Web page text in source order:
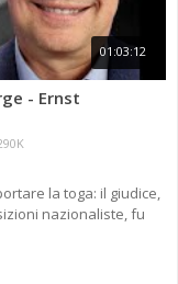
01:03:12
- Ernst
la toga: il giudice,
nazionaliste, fu